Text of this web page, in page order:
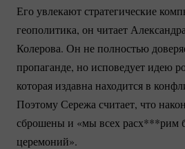
Его увлекают стратегические
геополитика, он читает
Колерова. Он не полностью
пропаганде, но исповедует идею
которая издавна находится в
Поэтому Сережа считает, что
сброшены и «мы всех расх***рим
церемоний».